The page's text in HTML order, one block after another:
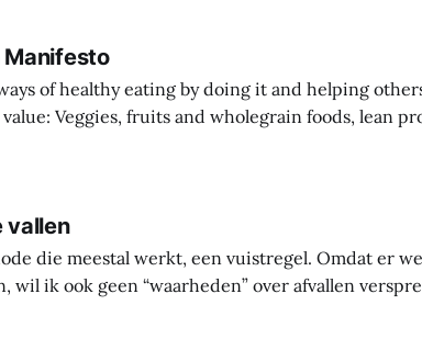
Manifesto
of healthy eating by doing it and helping
sources over
vallen
die meestal werkt, een vuistregel. Omdat er
wil ik ook geen “waarheden” over afvallen
gaat onderzoeken wat werkt en wat niet werkt